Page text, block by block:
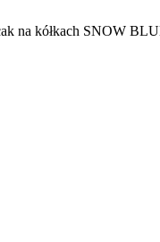
na kółkach SNOW